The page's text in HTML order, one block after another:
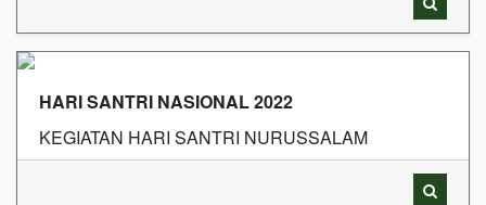
HARI SANTRI NASIONAL 2022
KEGIATAN HARI SANTRI NURUSSALAM